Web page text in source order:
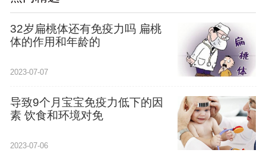
32岁扁桃体还有免疫力吗 扁桃
体的作用和年龄的
2023-07-07
导致9个月宝宝免疫力低下的因
素 饮食和环境对免
2023-07-06